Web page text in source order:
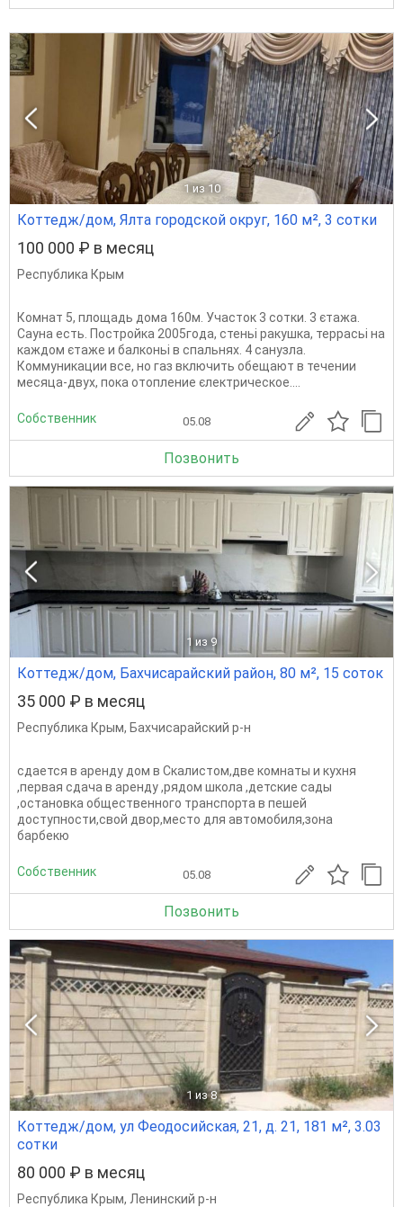
1 из 10
Коттедж/дом, Ялта городской округ, 160 м², 3 сотки
100 000 ₽ в месяц
Республика Крым
Комнат 5, площадь дома 160м. Участок 3 сотки. 3 єтажа.
Сауна есть. Постройка 2005года, стеньі ракушка, террасьі на
каждом єтаже и балконьі в спальнях. 4 санузла.
Коммуникации все, но газ включить обещают в течении
месяца-двух, пока отопление єлектрическое....
Собственник 05.08
Позвонить
1 из 9
Коттедж/дом, Бахчисарайский район, 80 м², 15 соток
35 000 ₽ в месяц
Республика Крым, Бахчисарайский р-н
сдается в аренду дом в Скалистом,две комнаты и кухня
,первая сдача в аренду ,рядом школа ,детские сады
,остановка общественного транспорта в пешей
доступности,свой двор,место для автомобиля,зона
барбекю
Собственник 05.08
Позвонить
1 из 8
Коттедж/дом, ул Феодосийская, 21, д. 21, 181 м², 3.03
сотки
80 000 ₽ в месяц
Республика Крым, Ленинский р-н